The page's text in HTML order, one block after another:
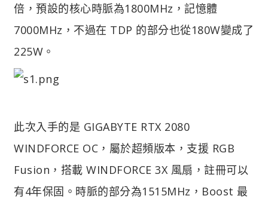
倍，預設的核心時脈為1800MHz，記憶體
7000MHz，不過在 TDP 的部分也從180W變成了
225W。
此次入手的是 GIGABYTE RTX 2080
WINDFORCE OC，屬於超頻版本，支援 RGB
Fusion，搭載 WINDFORCE 3X 風扇，註冊可以
有4年保固。時脈的部分為1515MHz，Boost 最